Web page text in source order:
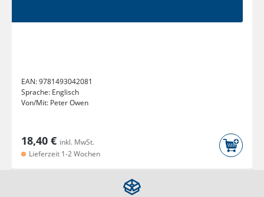
EAN:9781493042081
Sprache: Englisch
Von/Mit: Peter Owen
18,40 € inkl. MwSt.
Lieferzeit 1-2 Wochen